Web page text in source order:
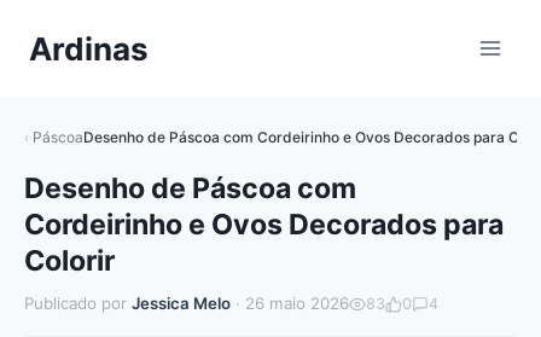
paraArdinas
PáscoaDesenho de Páscoa com Cordeirinho e Ovos Decorados para
Desenho de Páscoa com
Cordeirinho e Ovos Decorados para
Colorir
Publicado por Jessica Melo · 26 maio 2026 83 0 4